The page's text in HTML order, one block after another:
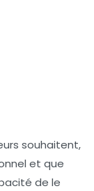
souhaitent,
et que
de le